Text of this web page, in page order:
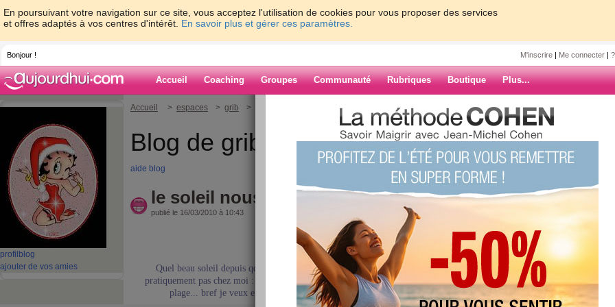
En poursuivant votre navigation sur ce site, vous acceptez l'utilisation de cookies pour vous proposer des services
et offres adaptés à vos centres d'intérêt. En savoir plus et gérer ces paramètres.
Bonjour ! M'inscrire | Me connecter |
Accueil Coaching Groupes Communauté Rubriques Boutique Plus...
profil blog
ajouter de vos amies
Accueil > espaces > grib > le soleil nous donne des ailes !
Blog de grib
aide blog
le soleil nous donne des ailes !
publié le 16/03/2010 à 10:43
Coucou !!
Quel beau soleil depuis qq jours !! j'adore ça ! du coup, je ne reste
pratiquement pas chez moi : promenade en ville, shopping, balade sur la
plage... bref je veux en profiter et respirer ce bon air frais !
ARCHIVES